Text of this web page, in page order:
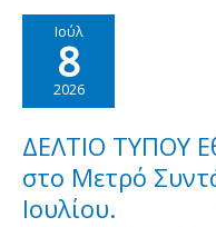
ασφάλεια
του
αίματος
σχετικά
με
τον
ιό
Ιούλ
8
2026
ΔΕΛΤΙΟ ΤΥΠΟΥ
στο Μετρό
Ιουλίου.